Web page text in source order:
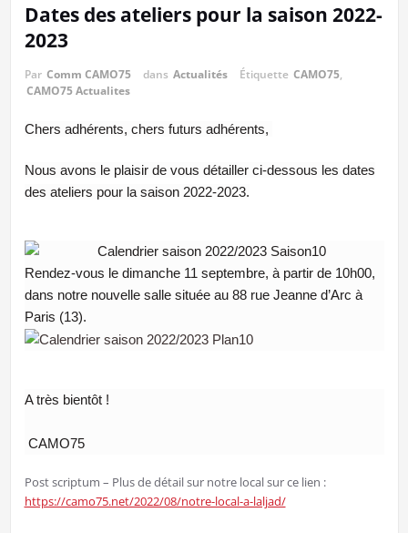
Dates des ateliers pour la saison 2022-
2023
Par Comm CAMO75 dans Actualités Étiquette CAMO75,
CAMO75 Actualites
Chers adhérents, chers futurs adhérents,
Nous avons le plaisir de vous détailler ci-dessous les dates
des ateliers pour la saison 2022-2023.
Rendez-vous le dimanche 11 septembre, à partir de 10h00,
dans notre nouvelle salle située au 88 rue Jeanne d’Arc à
Paris (13).
A très bientôt !
CAMO75
Post scriptum – Plus de détail sur notre local sur ce lien :
https://camo75.net/2022/08/notre-local-a-laljad/